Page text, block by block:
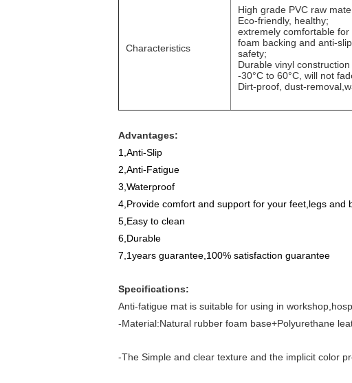
Characteristics
High grade PVC raw
Eco-friendly, healthy;
extremely comfortable
foam backing and anti-
safety;
Durable vinyl
-30°C to 60°C, will not
Dirt-proof, dust-
Advantages:
1,Anti-Slip
2,Anti-Fatigue
3,Waterproof
4,Provide comfort and support for your feet,legs and
5,Easy to clean
6,Durable
7,1years guarantee,100% satisfaction guarantee
Specifications:
Anti-fatigue mat is suitable for using in
-Material:Natural rubber foam base+Polyurethane
-The Simple and clear texture and the implicit color